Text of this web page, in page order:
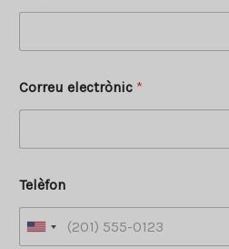
Correu electrònic *
Telèfon